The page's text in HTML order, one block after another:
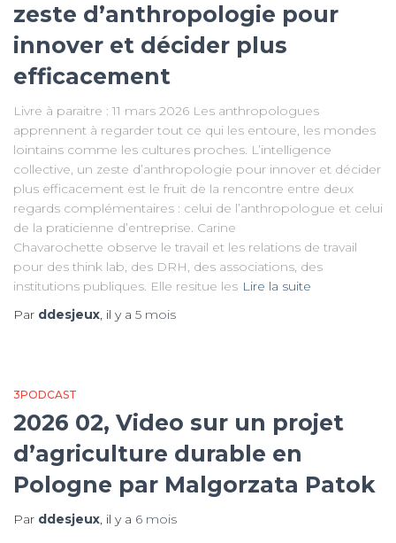
zeste d’anthropologie pour
innover et décider plus
efficacement
Livre à paraitre : 11 mars 2026 Les anthropologues
apprennent à regarder tout ce qui les entoure, les mondes
lointains comme les cultures proches. L’intelligence
collective, un zeste d’anthropologie pour innover et décider
plus efficacement est le fruit de la rencontre entre deux
regards complémentaires : celui de l’anthropologue et celui
de la praticienne d’entreprise. Carine
Chavarochette observe le travail et les relations de travail
pour des think lab, des DRH, des associations, des
institutions publiques. Elle resitue les Lire la suite
Par ddesjeux, il y a 5 mois
3PODCAST
2026 02, Video sur un projet
d’agriculture durable en
Pologne par Malgorzata Patok
Par ddesjeux, il y a 6 mois